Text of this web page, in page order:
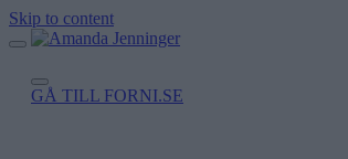
Skip to content
GÅ TILL FORNI.SE